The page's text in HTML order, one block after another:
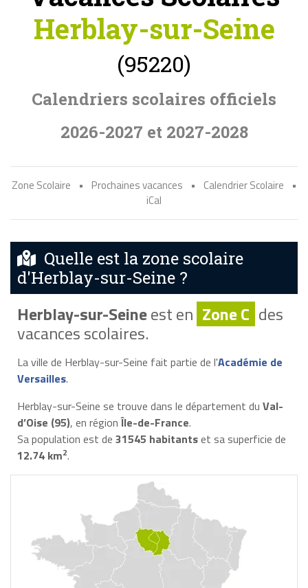
Herblay-sur-Seine
(95220)
Calendriers scolaires officiels
2026-2027 et 2027-2028
Zone Scolaire • Prochaines vacances • Calendrier Scolaire
•
iCal
Quelle est la zone scolaire
d'Herblay-sur-Seine ?
Herblay-sur-Seineest en Zone C des
vacances scolaires.
La ville de Herblay-sur-Seine fait partie de l'Académie de
Versailles.
Herblay-sur-Seine se trouve dans le département du Val-
d’Oise (95), en régionÎle-de-France.
Sa population est de 31545 habitantset sa superficie de
12.74 km2.